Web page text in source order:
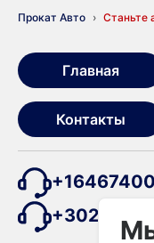
Прокат Авто Станьте
Главная
Контакты